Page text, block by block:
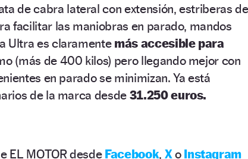
de cabra lateral con extensión, estriberas
facilitar las maniobras en parado, mandos
Ultra es claramente más accesible para
(más de 400 kilos) pero llegando mejor con
en parado se minimizan. Ya está
de la marca desde 31.250 euros.
EL MOTOR desde Facebook, Xo Instagram